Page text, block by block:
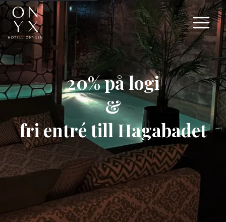
20% på logi
&
fri entré till Hagabadet